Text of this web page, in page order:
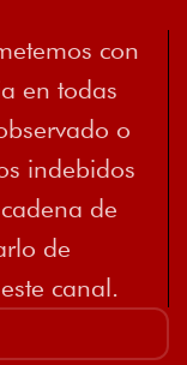
con
en todas
o
indebidos
de
de
canal.